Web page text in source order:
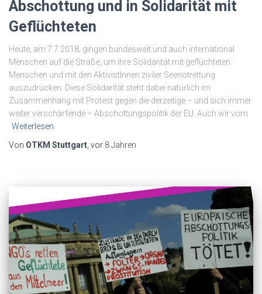
Abschottung und in Solidarität mit
Geflüchteten
Heute, am 7.7.2018, gingen bundesweit und auch international
Menschen auf die Straße, um ihre Solidarität mit geflüchteten
Menschen und mit den AktivistInnen ziviler Seenotrettung
auszudrücken. Diese Solidarität steht dabei natürlich im
Zusammenhang mit Protest gegen die derzeitige – und sich immer
weiter verschärfende – Abschottungspolitik der EU. Auch wir vom
Weiterlesen
Von OTKM Stuttgart, vor 8 Jahren